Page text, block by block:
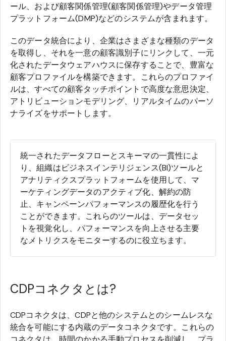
ール、および顧客関係管理(顧客関係管理)やデータ管理
プラットフォーム(DMP)などのシステムが含まれます。
このデータ統合により、企業はさまざまな種類のデータ
を取得し、それを一意の顧客識別子にリンクして、一元
化されたデータウェアハウスに保存することで、豊富な
顧客プロファイルを構築できます。これらのプロファイ
ルは、すべての顧客タッチポイントで高度な意思決定、
アトリビューションモデリング、リアルタイムのパーソ
ナライズをサポートします。
統一されたデータフローとスキーマの一貫性によ
り、組織はビジネスインテリジェンス(BI)ツールと
アナリティクスプラットフォームを使用して、マ
ーケティングデータのアクティブ化、解約の防
止、キャンペーンパフォーマンスの履歴化を行う
ことができます。これらのツールは、データセッ
トを視覚化し、パフォーマンスを向上させる主要
なメトリクスをモニターするのに役立ちます。
CDPコネクタとは?
CDPコネクタは、CDPと他のシステムとのシームレスな
統合を可能にする内蔵のデータコネクタです。これらの